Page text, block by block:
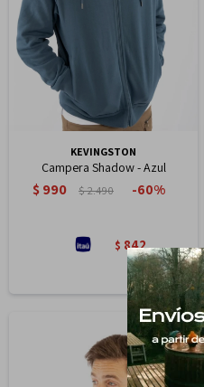
KEVINGSTON
Campera Shadow - Azul
$990 $2.490 60
$ 842